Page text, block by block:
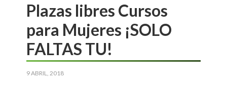
Plazas libres Cursos
para Mujeres ¡SOLO
FALTAS TU!
9 ABRIL, 2018